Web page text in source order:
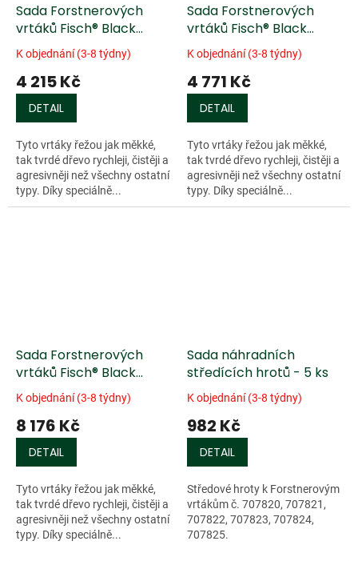
Sada Forstnerových
vrtáků Fisch® Black
Shark - 5 ks
K objednání (3-8 týdny)
4 215 Kč
DETAIL
Tyto vrtáky řežou jak měkké,
tak tvrdé dřevo rychleji, čistěji a
agresivněji než všechny ostatní
typy. Díky speciálně...
Sada Forstnerových
vrtáků Fisch® Black
Shark - 6 ks
K objednání (3-8 týdny)
4 771 Kč
DETAIL
Tyto vrtáky řežou jak měkké,
tak tvrdé dřevo rychleji, čistěji a
agresivněji než všechny ostatní
typy. Díky speciálně...
Sada Forstnerových
vrtáků Fisch® Black
Shark - 6 ks +
prodlužovací hřídel
K objednání (3-8 týdny)
8 176 Kč
DETAIL
Tyto vrtáky řežou jak měkké,
tak tvrdé dřevo rychleji, čistěji a
agresivněji než všechny ostatní
typy. Díky speciálně...
Sada náhradních
středících hrotů - 5 ks
K objednání (3-8 týdny)
982 Kč
DETAIL
Středové hroty k Forstnerovým
vrtákům č. 707820, 707821,
707822, 707823, 707824,
707825.